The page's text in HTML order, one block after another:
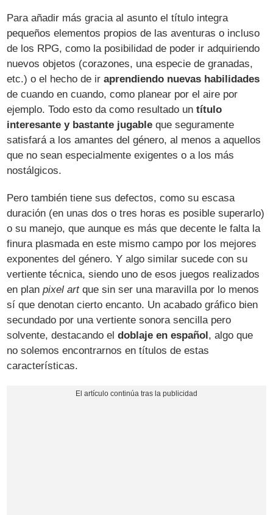
Para añadir más gracia al asunto el título integra
pequeños elementos propios de las aventuras o incluso
de los RPG, como la posibilidad de poder ir adquiriendo
nuevos objetos (corazones, una especie de granadas,
etc.) o el hecho de iraprendiendo nuevas habilidades
de cuando en cuando, como planear por el aire por
ejemplo. Todo esto da como resultado untítulo
interesante y bastante jugable que seguramente
satisfará a los amantes del género, al menos a aquellos
que no sean especialmente exigentes o a los más
nostálgicos.
Pero también tiene sus defectos, como su escasa
duración (en unas dos o tres horas es posible superarlo)
o su manejo, que aunque es más que decente le falta la
finura plasmada en este mismo campo por los mejores
exponentes del género. Y algo similar sucede con su
vertiente técnica, siendo uno de esos juegos realizados
en planpixel artque sin ser una maravilla por lo menos
sí que denotan cierto encanto. Un acabado gráfico bien
secundado por una vertiente sonora sencilla pero
solvente, destacando eldoblaje en español , algo que
no solemos encontrarnos en títulos de estas
características.